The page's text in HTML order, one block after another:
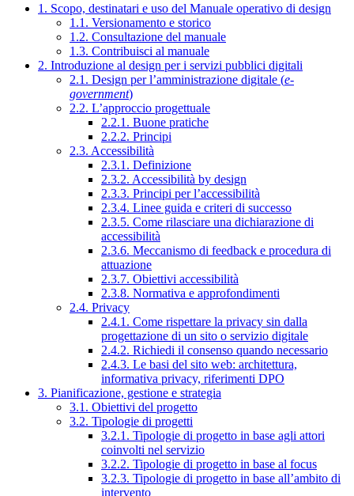
1. Scopo, destinatari e uso del Manuale operativo di design
1.1. Versionamento e storico
1.2. Consultazione del manuale
1.3. Contribuisci al manuale
2. Introduzione al design per i servizi pubblici digitali
2.1. Design per l’amministrazione digitale (e-
government)
2.2. L’approccio progettuale
2.2.1. Buone pratiche
2.2.2. Principi
2.3. Accessibilità
2.3.1. Definizione
2.3.2. Accessibilità by design
2.3.3. Principi per l’accessibilità
2.3.4. Linee guida e criteri di successo
2.3.5. Come rilasciare una dichiarazione di
accessibilità
2.3.6. Meccanismo di feedback e procedura di
attuazione
2.3.7. Obiettivi accessibilità
2.3.8. Normativa e approfondimenti
2.4. Privacy
2.4.1. Come rispettare la privacy sin dalla
progettazione di un sito o servizio digitale
2.4.2. Richiedi il consenso quando necessario
2.4.3. Le basi del sito web: architettura,
informativa privacy, riferimenti DPO
3. Pianificazione, gestione e strategia
3.1. Obiettivi del progetto
3.2. Tipologie di progetti
3.2.1. Tipologie di progetto in base agli attori
coinvolti nel servizio
3.2.2. Tipologie di progetto in base al focus
3.2.3. Tipologie di progetto in base all’ambito di
intervento